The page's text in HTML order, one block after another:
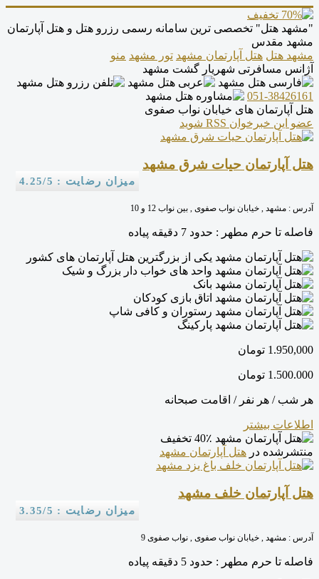
"مشهد هتل" تخصصی ترین سامانه رسمی رزرو هتل و هتل آپارتمان
مشهد مقدس
مشهد هتل هتل آپارتمان مشهد تور مشهد منو
آژانس مسافرتی شهریار گشت مشهد
051-38426161
هتل آپارتمان های خیابان نواب صفوی
عضو این خبرخوان RSS شوید
هتل آپارتمان حیات شرق مشهد
میزان رضایت : 4.25/5
آدرس : مشهد , خیابان نواب صفوی , بین نواب 12 و 10
فاصله تا حرم مطهر : حدود 7 دقیقه پیاده
یکی از بزرگترین هتل آپارتمان های کشور
واحد های خواب دار بزرگ و شیک
بانک
اتاق بازی کودکان
رستوران و کافی شاپ
پارکینگ
1.950,000 تومان
1.500.000 تومان
هر شب / هر نفر / اقامت صبحانه
اطلاعات بیشتر
40٪ تخفیف
منتشرشده در هتل آپارتمان مشهد
هتل آپارتمان خلف مشهد
میزان رضایت : 3.35/5
آدرس : مشهد , خیابان نواب صفوی , نواب صفوی 9
فاصله تا حرم مطهر : حدود 5 دقیقه پیاده